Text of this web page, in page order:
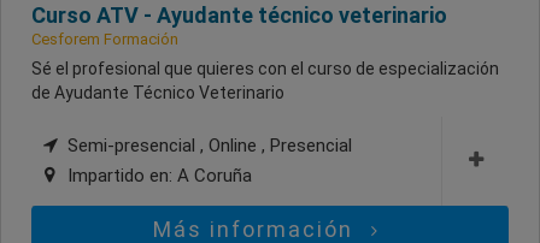
Curso ATV - Ayudante técnico veterinario
Cesforem Formación
Sé el profesional que quieres con el curso de especialización
de Ayudante Técnico Veterinario
Semi-presencial , Online , Presencial
Impartido en: A Coruña
Más información